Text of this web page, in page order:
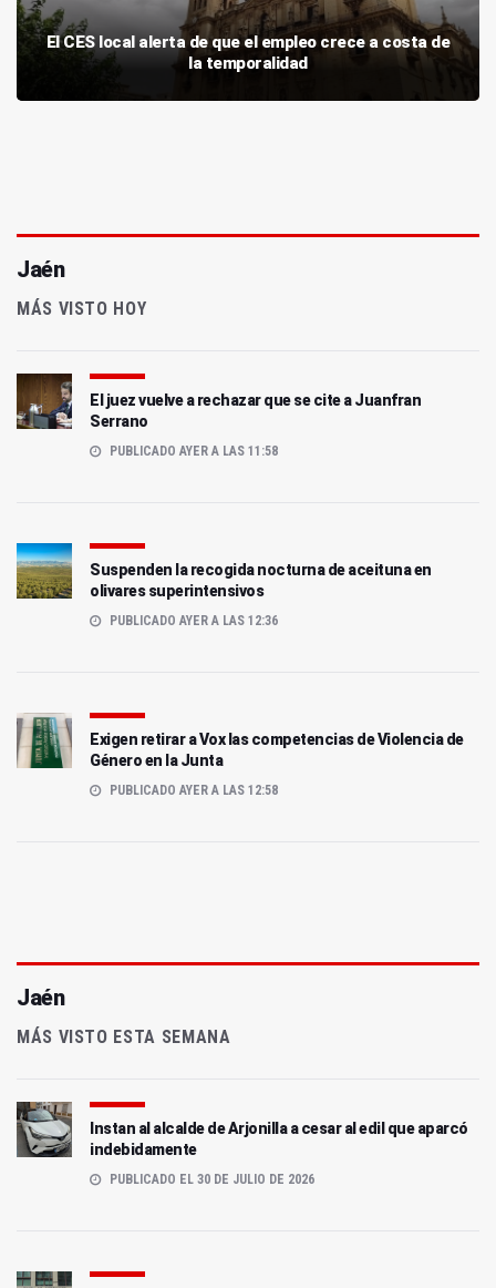
El CES local alerta de que el empleo crece a costa de
la temporalidad
Jaén
MÁS VISTO HOY
El juez vuelve a rechazar que se cite a Juanfran
Serrano
PUBLICADO AYER A LAS 11:58
Suspenden la recogida nocturna de aceituna en
olivares superintensivos
PUBLICADO AYER A LAS 12:36
Exigen retirar a Vox las competencias de Violencia de
Género en la Junta
PUBLICADO AYER A LAS 12:58
Jaén
MÁS VISTO ESTA SEMANA
Instan al alcalde de Arjonilla a cesar al edil que aparcó
indebidamente
PUBLICADO EL 30 DE JULIO DE 2026